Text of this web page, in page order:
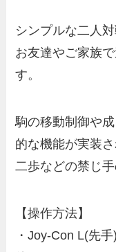
シンプルな二人
お友達やご家族
す。
駒の移動制御や
的な機能が実装さ
二歩などの禁じ
【操作方法】
・Joy-Con L(先